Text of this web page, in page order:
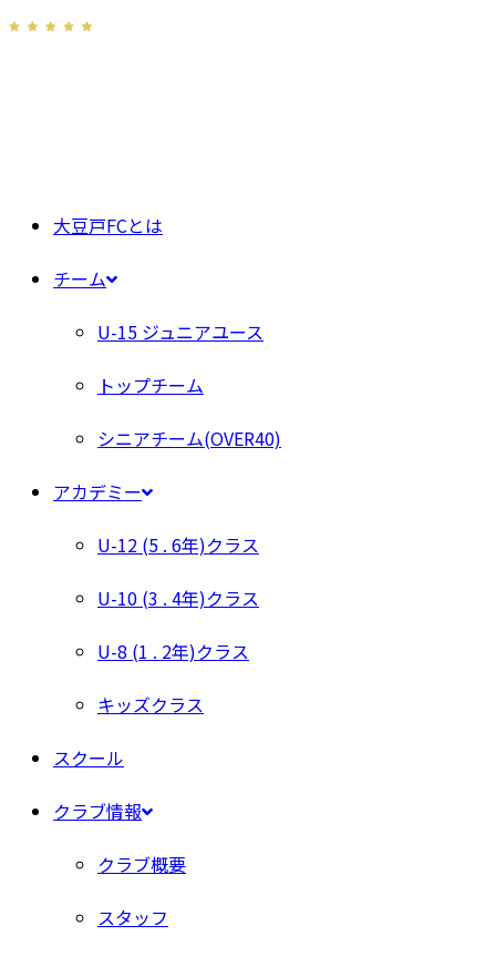
大豆戸FCとは
チーム
U-15 ジュニアユース
トップチーム
シニアチーム(OVER40)
アカデミー
U-12 (5 . 6年)クラス
U-10 (3 . 4年)クラス
U-8 (1 . 2年)クラス
キッズクラス
スクール
クラブ情報
クラブ概要
スタッフ